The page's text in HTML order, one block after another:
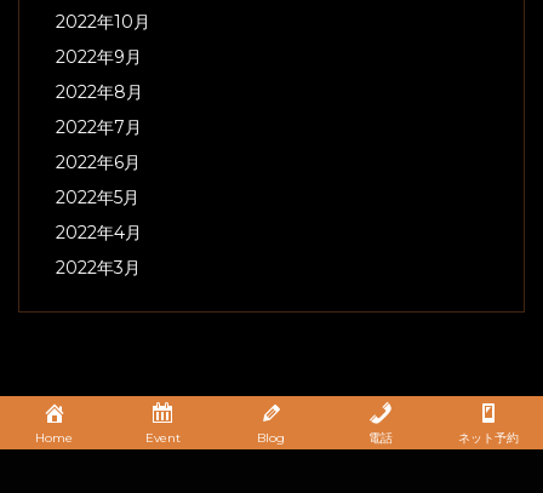
2022年10月
2022年9月
2022年8月
2022年7月
2022年6月
2022年5月
2022年4月
2022年3月
Home Event Blog 電話 ネット予約